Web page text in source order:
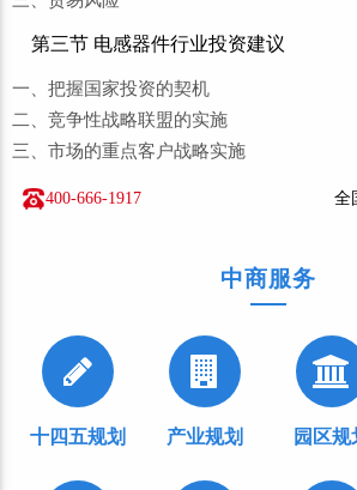
第三节 电感器件行业投资建议
一、把握国家投资的契机
二、竞争性战略联盟的实施
三、市场的重点客户战略实施
400-666-1917 全
中商服务
十四五规划 产业规划 园区规